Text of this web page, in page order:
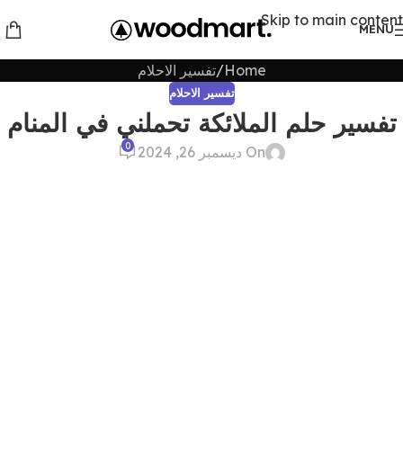
Skip to main content
MENU
Home تفسير الاحلام
تفسير الاحلام
تفسير حلم الملائكة تحملني في المنام
On ديسمبر 26, 2024 0